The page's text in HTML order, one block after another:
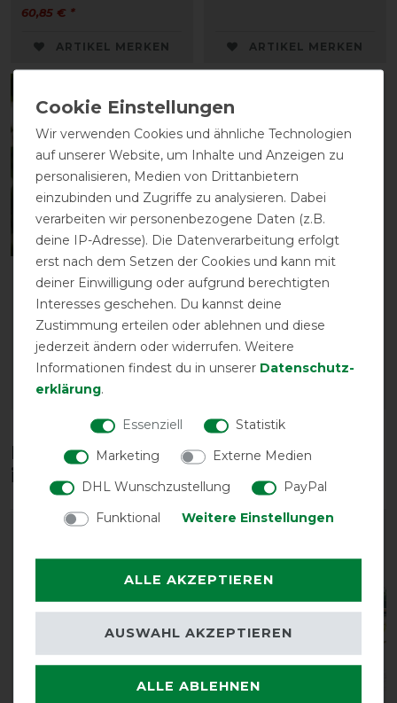
60,85 € *
ARTIKEL MERKEN ARTIKEL MERKEN
Waldhausen Premium
Fliegenmaske 3 in 1 -
vorher 32,95 €
28,65 € *
ARTIKEL MERKEN
Waldhausen Comfort
Transportgamasche -
vorher 84,95 €
Diese Produkte könnten dich auch
interessieren
Wir verwenden Cookies und ähnliche Technologien
auf unserer Website, um Inhalte und Anzeigen zu
personalisieren, Medien von Drittanbietern
einzubinden und Zugriffe zu analysieren. Dabei
verarbeiten wir personenbezogene Daten (z.B.
deine IP-Adresse). Die Datenverarbeitung erfolgt
erst nach dem Setzen der Cookies und kann mit
deiner Einwilligung oder aufgrund berechtigten
Interesses geschehen. Du kannst deine
Zustimmung erteilen oder ablehnen und diese
jederzeit ändern oder widerrufen. Weitere
Informationen findest du in unserer Daten­schutz­
erklärung.
Essenziell
Statistik
Marketing
Externe Medien
DHL Wunschzustellung
PayPal
Funktional
Weitere Einstellungen
ALLE AKZEPTIEREN
ALLE ABLEHNEN
AUSWAHL AKZEPTIEREN